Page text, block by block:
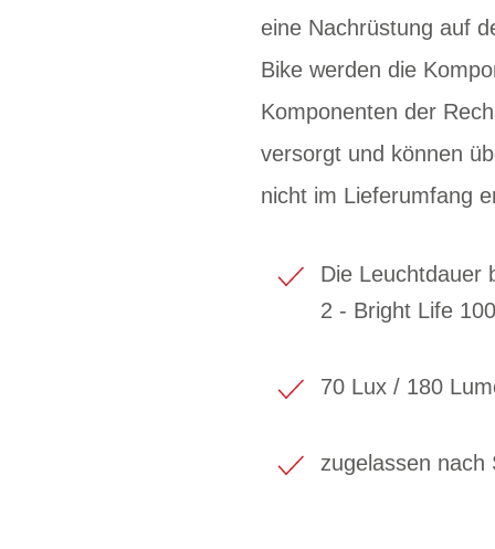
eine Nachrüstung auf
Bike werden die
Komponenten der
versorgt und können
nicht im Lieferumfang
Die Leuchtdauer
2 - Bright Life
70 Lux / 180
zugelassen nach